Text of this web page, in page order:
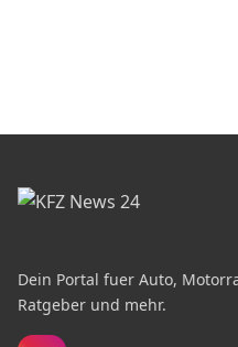
Dein Portal fuer Auto,
Ratgeber und mehr.